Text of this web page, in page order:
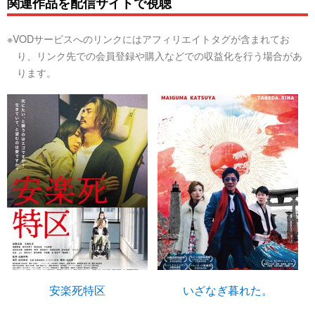
※VODサービスへのリンクにはアフィリエイトタグが含まれてお
り、リンク先での会員登録や購入などでの収益化を行う場合があ
ります。
安楽死特区 いざなぎ暮れた。